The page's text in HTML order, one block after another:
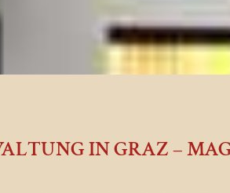
IN GRAZ –